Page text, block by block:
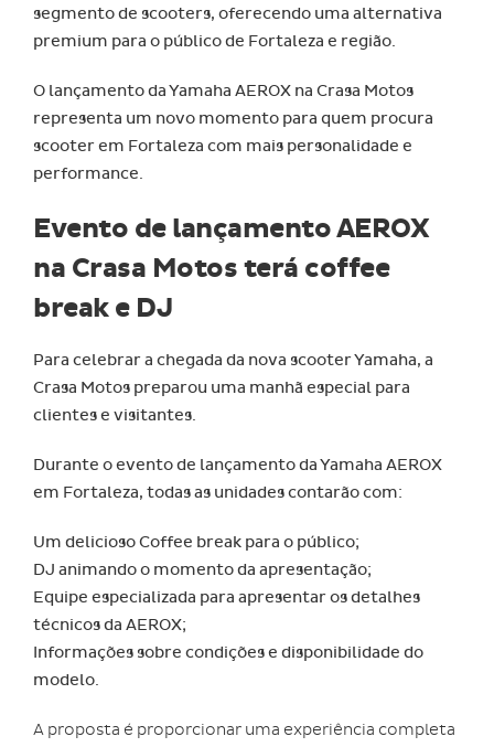
segmento de scooters, oferecendo uma alternativa
premium para o público de Fortaleza e região.
O lançamento da Yamaha AEROX na Crasa Motos
representa um novo momento para quem procura
scooter em Fortaleza com mais personalidade e
performance.
Evento de lançamento AEROX
na Crasa Motos terá coffee
break e DJ
Para celebrar a chegada da nova scooter Yamaha, a
Crasa Motos preparou uma manhã especial para
clientes e visitantes.
Durante o evento de lançamento da Yamaha AEROX
em Fortaleza, todas as unidades contarão com:
Um delicioso Coffee break para o público;
DJ animando o momento da apresentação;
Equipe especializada para apresentar os detalhes
técnicos da AEROX;
Informações sobre condições e disponibilidade do
modelo.
A proposta é proporcionar uma experiência completa